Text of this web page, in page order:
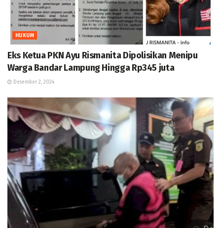
HUKUM
Eks Ketua PKN Ayu Rismanita Dipolisikan Menipu
Warga Bandar Lampung Hingga Rp345 juta
Desember 2, 2024